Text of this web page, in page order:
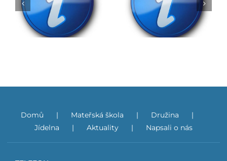
Rozhodnutí o přijetí
do ZŠ na školní rok
2026/2027
Obědy do škol
Domů Mateřská škola
Družina
Jídelna
Aktuality Napsali o nás